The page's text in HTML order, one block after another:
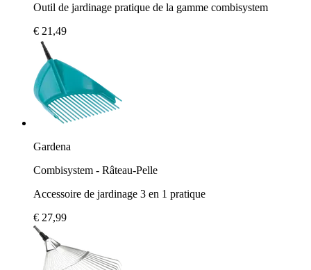
Outil de jardinage pratique de la gamme combisystem
€ 21,49
Gardena
Combisystem - Râteau-Pelle
Accessoire de jardinage 3 en 1 pratique
€ 27,99